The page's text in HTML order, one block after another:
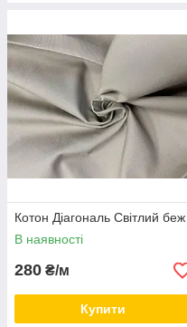
Котон Діагональ Світлий беж
В наявності
280 ₴/м
Купити